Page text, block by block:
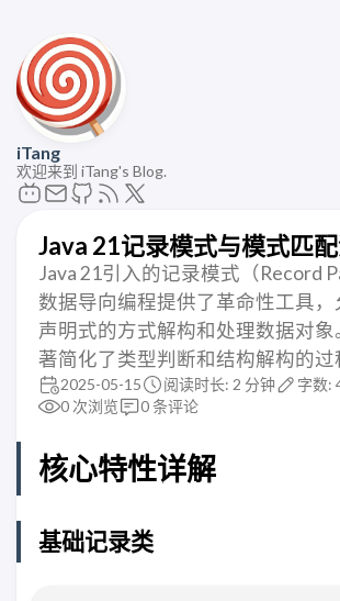
iTang
欢迎来到 iTang's Blog.
Java 21记录模式与模式匹
Java 21引入的记录模式（Record
数据导向编程提供了革命性工具，
声明式的方式解构和处理数据对象
著简化了类型判断和结构解构的过
2025-05-15 阅读时长: 2 分钟
字数:
0 次浏览 0条评论
核心特性详解
基础记录类